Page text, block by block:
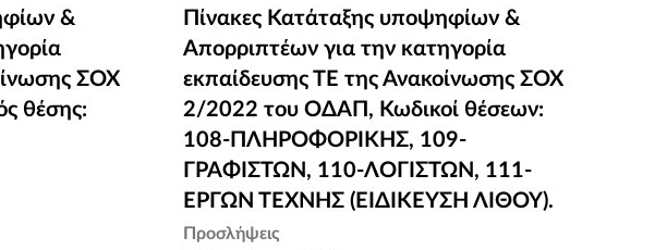
&
ΣΟΧ
θέσης: 146-
&
ΣΟΧ
θέσης:
Πίνακες Κατάταξης υποψηφίων &
Απορριπτέων για την κατηγορία
εκπαίδευσης ΤΕ της Ανακοίνωσης ΣΟΧ
2/2022 του ΟΔΑΠ, Κωδικοί θέσεων:
108-ΠΛΗΡΟΦΟΡΙΚΗΣ, 109-
ΓΡΑΦΙΣΤΩΝ, 110-ΛΟΓΙΣΤΩΝ, 111-
ΕΡΓΩΝ ΤΕΧΝΗΣ (ΕΙΔΙΚΕΥΣΗ ΛΙΘΟΥ).
Πίνακες Κατάταξης υποψηφίων &
Απορριπτέων για την κατηγορία
εκπαίδευσης ΤΕ της Ανακοίνωσης ΣΟΧ
2/2022 του ΟΔΑΠ, Κωδικοί θέσεων:
108-ΠΛΗΡΟΦΟΡΙΚΗΣ, 109-
ΓΡΑΦΙΣΤΩΝ, 110-ΛΟΓΙΣΤΩΝ, 111-
ΕΡΓΩΝ ΤΕΧΝΗΣ (ΕΙΔΙΚΕΥΣΗ ΛΙΘΟΥ).
Προσλήψεις